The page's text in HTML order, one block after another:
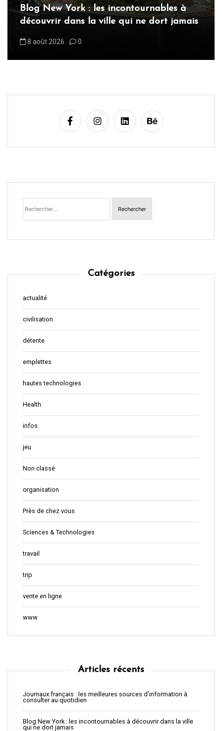
l
Blog New York : les incontournables à
découvrir dans la ville qui ne dort jamais
8 août 2026 0
Rechercher :
Catégories
actualité
civilisation
détente
emplettes
hautes technologies
Health
infos
jeu
Non classé
organisation
Près de chez vous
Sciences & Technologies
travail
trip
vente en ligne
www
Articles récents
Journaux français : les meilleures sources d’information à
consulter au quotidien
Blog New York : les incontournables à découvrir dans la ville
qui ne dort jamais